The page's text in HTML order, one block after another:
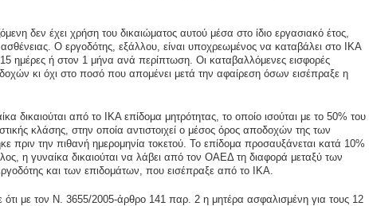
δεν έχει χρήση του δικαιώματος αυτού μέσα στο ίδιο εργασιακό έτος,
Ο εργοδότης, εξάλλου, είναι υποχρεωμένος να καταβάλει στο ΙΚΑ
15 ημέρες ή στον 1 μήνα ανά περίπτωση. Οι καταβαλλόμενες εισφορές
κι όχι στο ποσό που απομένει μετά την αφαίρεση όσων εισέπραξε η
δικαιούται από το ΙΚΑ επίδομα μητρότητας, το οποίο ισούται με το 50% του
κλάσης, στην οποία αντιστοιχεί ο μέσος όρος αποδοχών της των
πριν την πιθανή ημερομηνία τοκετού. Το επίδομα προσαυξάνεται κατά 10%
η γυναίκα δικαιούται να λάβει από τον ΟΑΕΔ τη διαφορά μεταξύ των
και των επιδομάτων, που εισέπραξε από το ΙΚΑ.
με τον Ν. 3655/2005-άρθρο 141 παρ. 2 η μητέρα ασφαλισμένη για τους 12